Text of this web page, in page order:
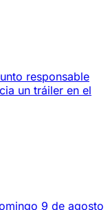
responsable
un tráiler en el
9 de agosto